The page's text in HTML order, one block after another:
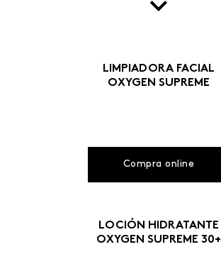
LIMPIADORA FACIAL
OXYGEN SUPREME
Compra online
LOCIÓN HIDRATANTE
OXYGEN SUPREME 30+